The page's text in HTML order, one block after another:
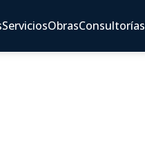
ServiciosObrasConsultorías